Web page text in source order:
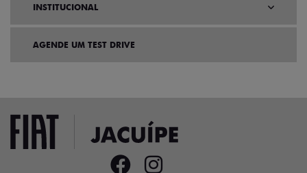
INSTITUCIONAL
AGENDE UM TEST DRIVE